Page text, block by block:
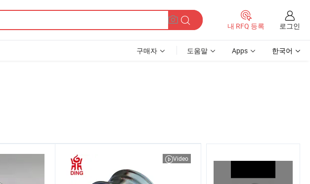
내 RFQ 등록 로그인
구매자 도움말 Apps 한국어
Video